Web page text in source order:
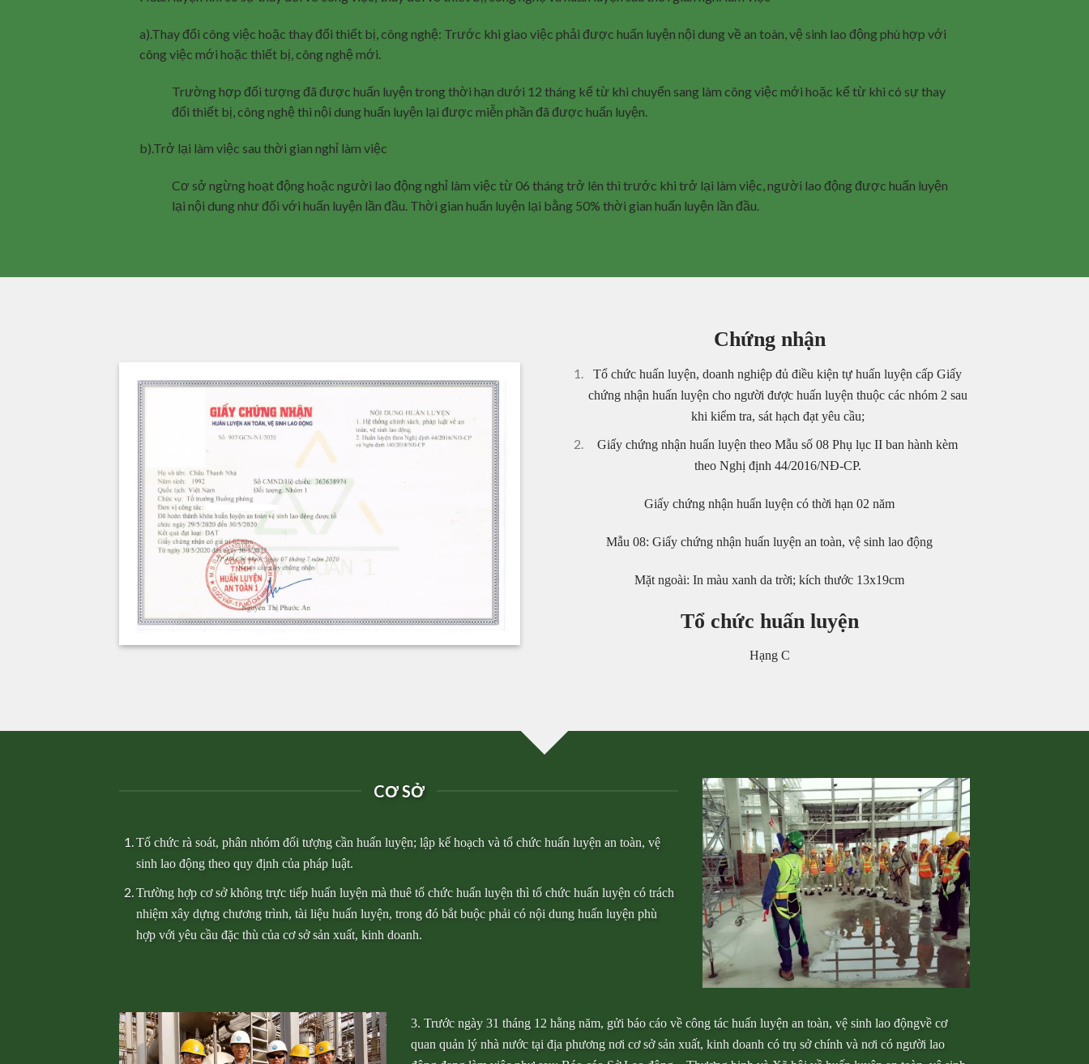
a).Thay đổi công việc hoặc thay đổi thiết bị, công nghệ: Trước khi giao việc phải được huấn luyện nội dung về an toàn, vệ sinh lao động phù hợp với
công việc mới hoặc thiết bị, công nghệ mới.
Trường hợp đối tượng đã được huấn luyện trong thời hạn dưới 12 tháng kể từ khi chuyển sang làm công việc mới hoặc kể từ khi có sự thay
đổi thiết bị, công nghệ thì nội dung huấn luyện lại được miễn phần đã được huấn luyện.
b).Trở lại làm việc sau thời gian nghỉ làm việc
Cơ sở ngừng hoạt động hoặc người lao động nghỉ làm việc từ 06 tháng trở lên thì trước khi trở lại làm việc, người lao động được huấn luyện
lại nội dung như đối với huấn luyện lần đầu. Thời gian huấn luyện lại bằng 50% thời gian huấn luyện lần đầu.
Chứng nhận
Tổ chức huấn luyện, doanh nghiệp đủ điều kiện tự huấn luyện cấp Giấy
chứng nhận huấn luyện cho người được huấn luyện thuộc các nhóm 2 sau
khi kiểm tra, sát hạch đạt yêu cầu;
Giấy chứng nhận huấn luyện theo Mẫu số 08 Phụ lục II ban hành kèm
theo Nghị định 44/2016/NĐ-CP.
Giấy chứng nhận huấn luyện có thời hạn 02 năm
Mẫu 08: Giấy chứng nhận huấn luyện an toàn, vệ sinh lao động
Mặt ngoài: In màu xanh da trời; kích thước 13x19cm
Tổ chức huấn luyện
Hạng C
CƠ SỞ
Tổ chức rà soát, phân nhóm đối tượng cần huấn luyện; lập kế hoạch và tổ chức huấn luyện an toàn, vệ
sinh lao động theo quy định của pháp luật.
Trường hợp cơ sở không trực tiếp huấn luyện mà thuê tổ chức huấn luyện thì tổ chức huấn luyện có trách
nhiệm xây dựng chương trình, tài liệu huấn luyện, trong đó bắt buộc phải có nội dung huấn luyện phù
hợp với yêu cầu đặc thù của cơ sở sản xuất, kinh doanh.
3. Trước ngày 31 tháng 12 hằng năm, gửi báo cáo về công tác huấn luyện an toàn, vệ sinh lao độngvề cơ
quan quản lý nhà nước tại địa phương nơi cơ sở sản xuất, kinh doanh có trụ sở chính và nơi có người lao